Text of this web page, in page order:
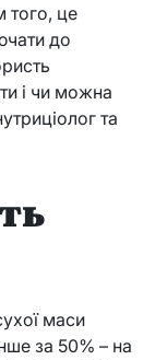
того, це
до
і чи можна
та
маси
за 50% – на